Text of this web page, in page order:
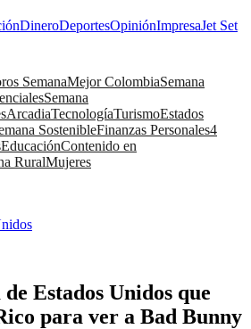
DineroDeportesOpiniónImpresaJet Set
SemanaMejor ColombiaSemana
Semana
ArcadiaTecnologíaTurismoEstados
SostenibleFinanzas Personales4
EducaciónContenido en
RuralMujeres
Estados Unidos que
para ver a Bad Bunny